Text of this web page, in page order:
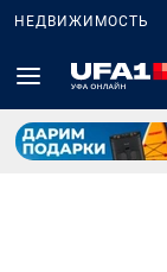
НЕДВИЖИМОСТЬ